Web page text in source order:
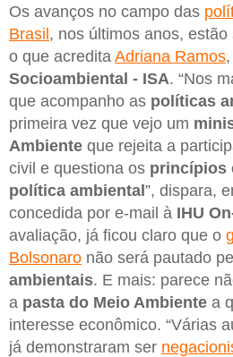
Os avanços no campo das
Brasil, nos últimos anos,
o que acredita Adriana Ramos
Socioambiental - ISA. “Nos
que acompanho as políticas
primeira vez que vejo um
Ambiente que rejeita a
civil e questiona os princípios
política ambiental”, dispara,
concedida por e-mail à IHU
avaliação, já ficou claro que o
Bolsonaro não será pautado
ambientais. E mais: parece
a pasta do Meio Ambiente a
interesse econômico. “Várias
já demonstraram ser